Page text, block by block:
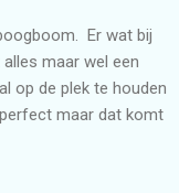
Er wat bij
maar wel een
op de plek te houden
maar dat komt